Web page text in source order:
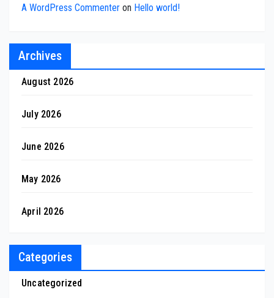
A WordPress Commenter on Hello world!
Archives
August 2026
July 2026
June 2026
May 2026
April 2026
Categories
Uncategorized